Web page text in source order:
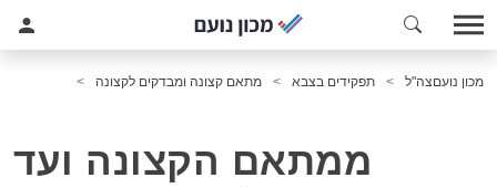
מכון נועםצה"ל תפקידים בצבא מתאם קצונה ומבדקים לקצונה
ממתאם הקצונה ועד